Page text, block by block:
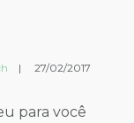
|
27/02/2017
para você